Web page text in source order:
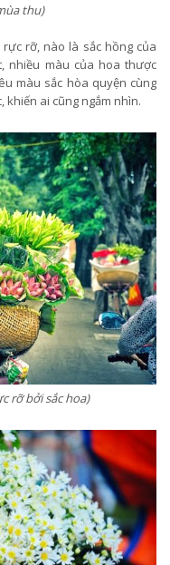
thu)
rỡ, nào là sắc hồng của
nhiều màu của hoa thược
màu sắc hòa quyện cùng
ai cũng ngắm nhìn.
rỡ bởi sắc hoa)